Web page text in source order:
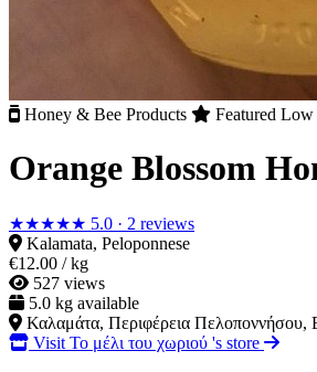
Honey & Bee Products Featured Low
Orange Blossom
★★★★★ 5.0 · 2 reviews
Kalamata, Peloponnese
€12.00 / kg
527 views
5.0 kg available
Καλαμάτα, Περιφέρεια Πελοποννήσου,
Visit Το μέλι του χωριού 's store